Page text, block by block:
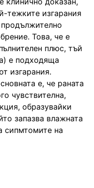
тежките изгарания
Това, че е
плюс, тъй
е подходяща
изгарания.
е, че раната
чувствителна,
образувайки
запазва влажната
сипмтомите на